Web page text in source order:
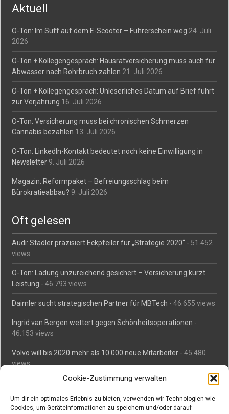
Cookie-Zustimmung verwalten
Um dir ein optimales Erlebnis zu bieten, verwenden wir Technologien wie
Cookies, um Geräteinformationen zu speichern und/oder darauf
Aktuell
O-Ton: Im Suff auf dem E-Scooter – Führerschein weg 24. Juli
2026
O-Ton + Kollegengespräch: Hausratversicherung muss auch für
Abwasser nach Rohrbruch zahlen 21. Juli 2026
O-Ton + Kollegengespräch: Unleserliches Datum auf Brief führt
zur Verjährung 16. Juli 2026
O-Ton: Versicherung muss bei chronischen Schmerzen
Cannabis bezahlen 13. Juli 2026
O-Ton: LinkedIn-Kontakt bedeutet noch keine Einwilligung in
Newsletter 9. Juli 2026
Magazin: Reformpaket – Befreiungsschlag beim
Bürokratieabbau? 9. Juli 2026
Oft gelesen
Audi: Stadler präzisiert Eckpfeiler für „Strategie 2020“ - 51.452
views
O-Ton: Ladung unzureichend gesichert – Versicherung kürzt
Leistung - 46.793 views
Daimler sucht strategischen Partner für MBTech - 46.655 views
Ingrid van Bergen wettert gegen Schönheitsoperationen -
46.153 views
Volvo will bis 2020 mehr als 10.000 neue Mitarbeiter - 45.480
views
Mäßiges Interesse an Daimlers MBtech- 44.709 views
O-Ton: Wer muss Schaden für abgedriftete Silvesterraketen